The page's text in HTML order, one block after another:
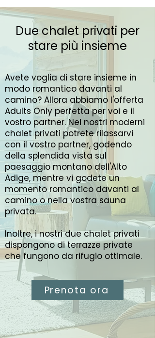
Due chalet privati per
stare più insieme
Avete voglia di stare insieme in
modo romantico davanti al
camino? Allora abbiamo l'offerta
Adults Only perfetta per voi e il
vostro partner. Nei nostri moderni
chalet privati potrete rilassarvi
con il vostro partner, godendo
della splendida vista sul
paesaggio montano dell'Alto
Adige, mentre vi godete un
momento romantico davanti al
camino o nella vostra sauna
privata.
Inoltre, i nostri due chalet privati
dispongono di terrazze private
che fungono da rifugio ottimale.
Prenota ora